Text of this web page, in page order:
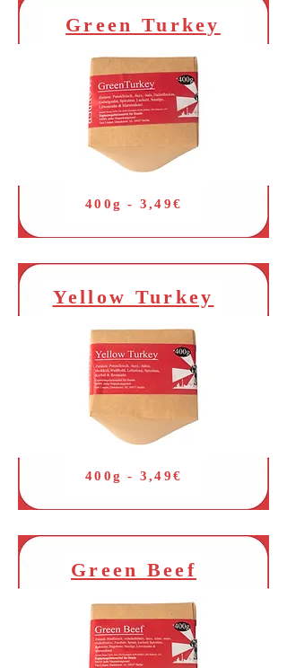
Green Turkey
400g - 3,49€
Yellow Turkey
400g - 3,49€
Green Beef